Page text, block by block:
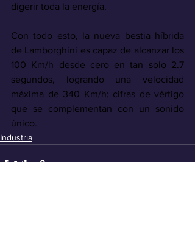
digerir toda la energía.
Con todo esto, la nueva bestia híbrida
de Lamborghini es capaz de alcanzar los
100 Km/h desde cero en tan solo 2.7
segundos, logrando una velocidad
máxima de 340 Km/h; cifras de vértigo
que se complementan con un sonido
único.
Industria